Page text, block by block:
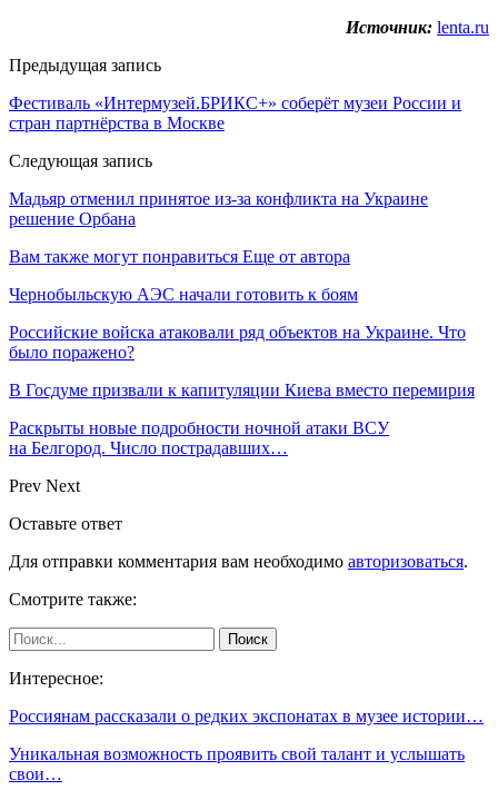
Источник: lenta.ru
Предыдущая запись
Фестиваль «Интермузей.БРИКС+» соберёт музеи России и
стран партнёрства в Москве
Следующая запись
Мадьяр отменил принятое из-за конфликта на Украине
решение Орбана
Вам также могут понравиться Еще от автора
Чернобыльскую АЭС начали готовить к боям
Российские войска атаковали ряд объектов на Украине. Что
было поражено?
В Госдуме призвали к капитуляции Киева вместо перемирия
Раскрыты новые подробности ночной атаки ВСУ
на Белгород. Число пострадавших…
Prev Next
Оставьте ответ
Для отправки комментария вам необходимо авторизоваться.
Смотрите также:
Интересное:
Россиянам рассказали о редких экспонатах в музее истории…
Уникальная возможность проявить свой талант и услышать
свои…